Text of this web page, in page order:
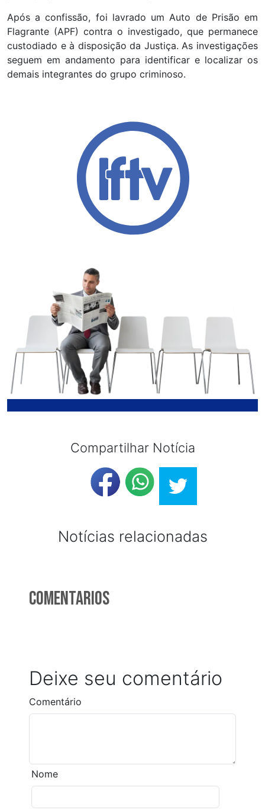
Após a confissão, foi lavrado um Auto de Prisão em
Flagrante (APF) contra o investigado, que permanece
custodiado e à disposição da Justiça. As investigações
seguem em andamento para identificar e localizar os
demais integrantes do grupo criminoso.
Compartilhar Notícia
Notícias relacionadas
Comentarios
Deixe seu comentário
Comentário
Nome